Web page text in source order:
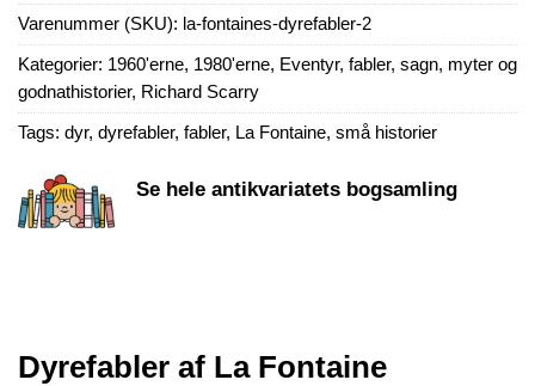
Varenummer (SKU): la-fontaines-dyrefabler-2
Kategorier: 1960'erne, 1980'erne, Eventyr, fabler, sagn, myter og
godnathistorier, Richard Scarry
Tags: dyr, dyrefabler, fabler, La Fontaine, små historier
Se hele antikvariatets bogsamling
Dyrefabler af La Fontaine